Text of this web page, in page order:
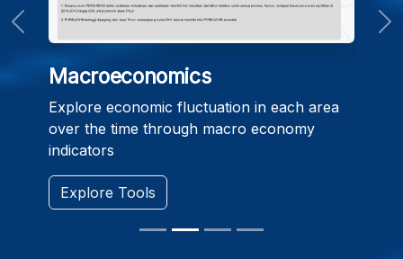
Macroeconomics
Explore economic fluctuation in each area
over the time through macro economy
indicators
Explore Tools
Previous